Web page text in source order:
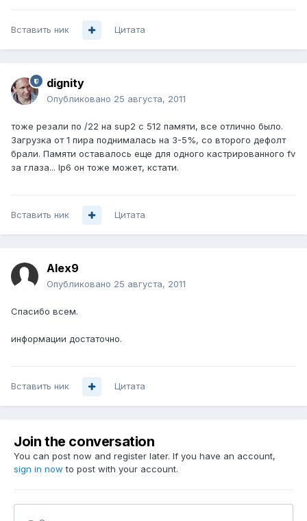
Вставить ник Цитата
dignity
Опубликовано 25 августа, 2011
тоже резали по /22 на sup2 с 512 памяти, все отлично было.
Загрузка от 1 пира поднималась на 3-5%, со второго дефолт
брали. Памяти оставалось еще для одного кастрированного fv
за глаза... Ip6 он тоже может, кстати.
Вставить ник Цитата
Alex9
Опубликовано 25 августа, 2011
Спасибо всем.
информации достаточно.
Вставить ник Цитата
Join the conversation
You can post now and register later. If you have an account,
sign in now to post with your account.